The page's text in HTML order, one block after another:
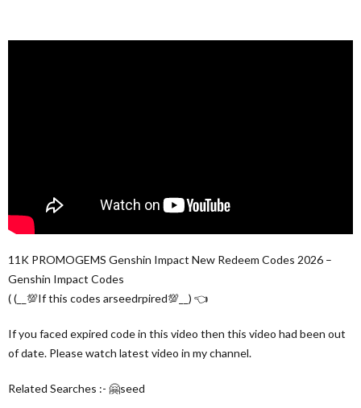
11K PROMOGEMS Genshin Impact New Redeem Codes 2026 –
Genshin Impact Codes
( (__💯If this codes arseedrpired💯__) 👈
If you faced expired code in this video then this video had been out
of date. Please watch latest video in my channel.
Related Searches :- 🤗seed